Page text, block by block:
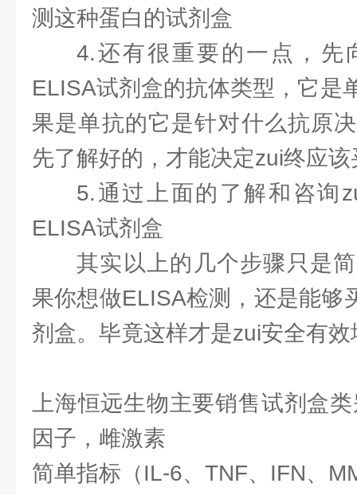
测这种蛋白的试剂盒
4.还有很重要的一点，先
ELISA试剂盒的抗体类型，它是
果是单抗的它是针对什么抗原
先了解好的，才能决定zui终应
5.通过上面的了解和咨询
ELISA试剂盒
其实以上的几个步骤只是
果你想做ELISA检测，还是能够
剂盒。毕竟这样才是zui安全有效
上海恒远生物主要销售试剂盒
因子，雌激素
简单指标（IL-6、TNF、IFN、